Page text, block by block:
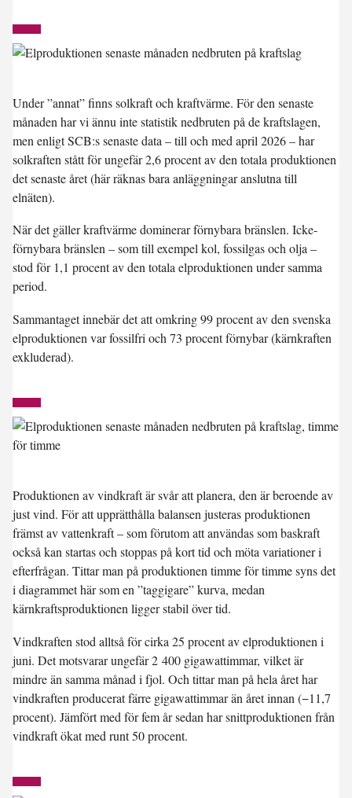
Under ”annat” finns solkraft och kraftvärme. För den senaste
månaden har vi ännu inte statistik nedbruten på de kraftslagen,
men enligt SCB:s senaste data – till och med april 2026 – har
solkraften stått för ungefär 2,6 procent av den totala produktionen
det senaste året (här räknas bara anläggningar anslutna till
elnäten).
När det gäller kraftvärme dominerar förnybara bränslen. Icke-
förnybara bränslen – som till exempel kol, fossilgas och olja –
stod för 1,1 procent av den totala elproduktionen under samma
period.
Sammantaget innebär det att omkring99 procentav den svenska
elproduktionen var fossilfri och 73 procent förnybar(kärnkraften
exkluderad).
Produktionen av vindkraft är svår att planera, den är beroende av
just vind. För att upprätthålla balansen justeras produktionen
främst av vattenkraft – som förutom att användas som baskraft
också kan startas och stoppas på kort tid och möta variationer i
efterfrågan. Tittar man på produktionen timme för timme syns det
i diagrammet här som en ”taggigare” kurva, medan
kärnkraftsproduktionen ligger stabil över tid.
Vindkraften stod alltså för cirka 25 procent av elproduktionen i
juni. Det motsvarar ungefär 2 400 gigawattimmar, vilket är
mindre än samma månad i fjol. Och tittar man på hela året har
vindkraften producerat färre gigawattimmar än året innan (−11,7
procent). Jämfört med för fem år sedan har snittproduktionen från
vindkraft ökat med runt 50 procent.